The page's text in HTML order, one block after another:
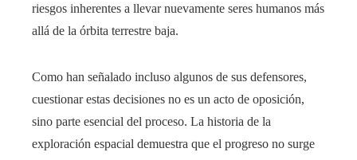
riesgos inherentes a llevar nuevamente seres humanos más
allá de la órbita terrestre baja.
Como han señalado incluso algunos de sus defensores,
cuestionar estas decisiones no es un acto de oposición,
sino parte esencial del proceso. La historia de la
exploración espacial demuestra que el progreso no surge